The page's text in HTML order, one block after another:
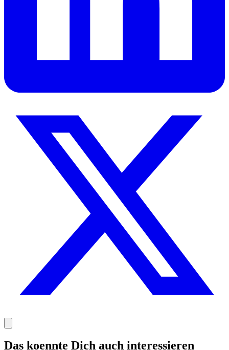
Das koennte Dich auch interessieren